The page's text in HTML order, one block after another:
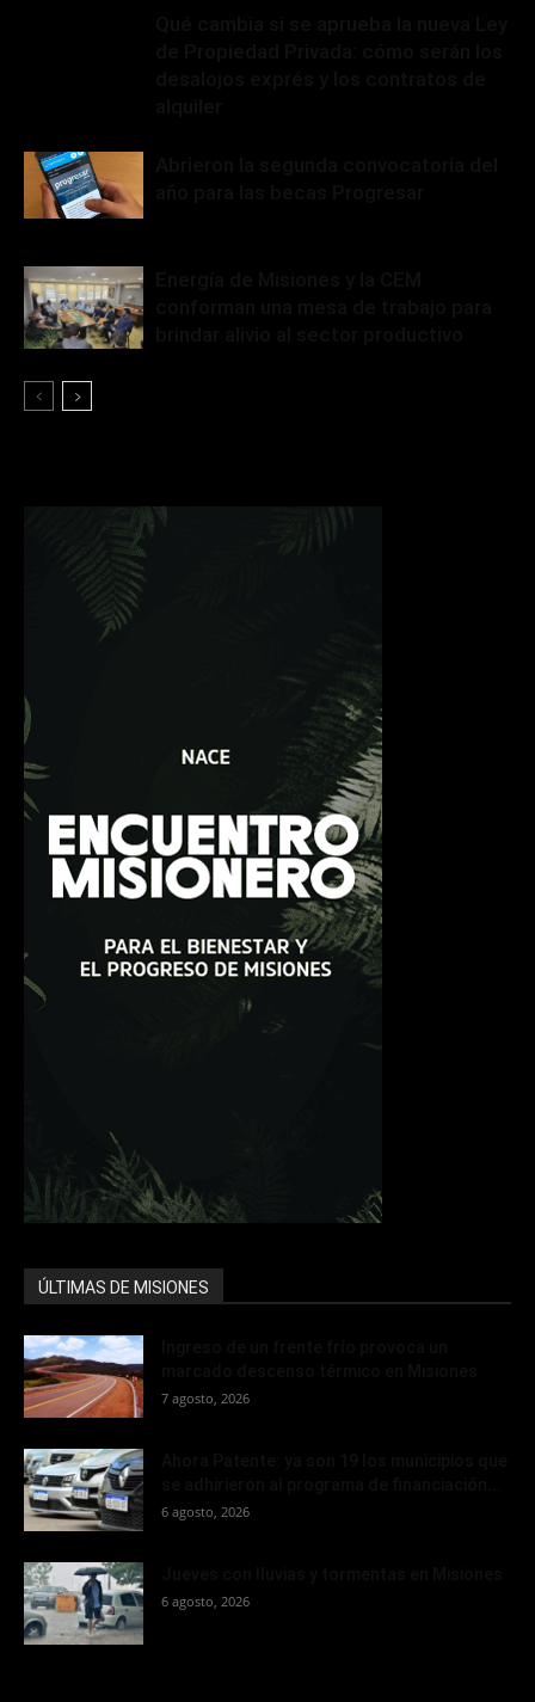
ÚLTIMAS DE MISIONES
7 agosto, 2026
6 agosto, 2026
6 agosto, 2026